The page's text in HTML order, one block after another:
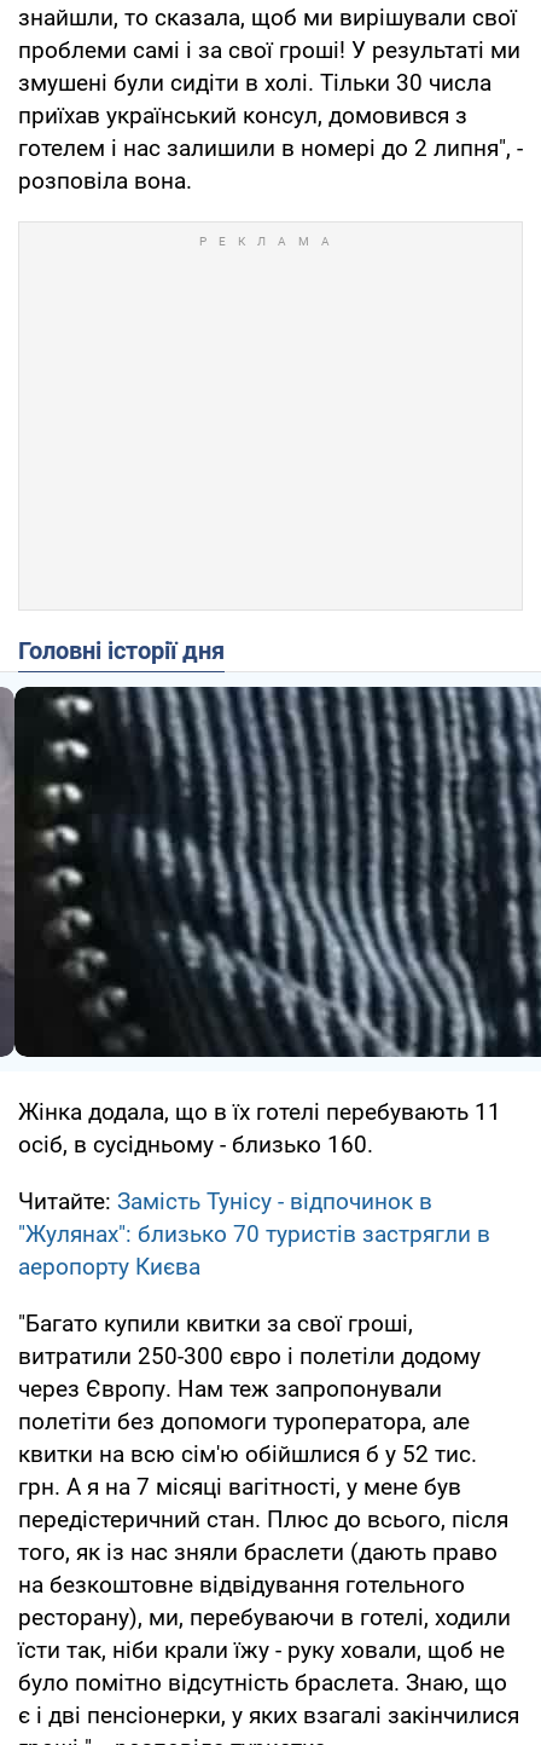
знайшли, то сказала, щоб ми вирішували свої
проблеми самі і за свої гроші! У результаті ми
змушені були сидіти в холі. Тільки 30 числа
приїхав український консул, домовився з
готелем і нас залишили в номері до 2 липня", -
розповіла вона.
Головні історії дня
Жінка додала, що в їх готелі перебувають 11
осіб, в сусідньому - близько 160.
Читайте: Замість Тунісу - відпочинок в
"Жулянах": близько 70 туристів застрягли в
аеропорту Києва
"Багато купили квитки за свої гроші,
витратили 250-300 євро і полетіли додому
через Європу. Нам теж запропонували
полетіти без допомоги туроператора, але
квитки на всю сім'ю обійшлися б у 52 тис.
грн. А я на 7 місяці вагітності, у мене був
передістеричний стан. Плюс до всього, після
того, як із нас зняли браслети (дають право
на безкоштовне відвідування готельного
ресторану), ми, перебуваючи в готелі, ходили
їсти так, ніби крали їжу - руку ховали, щоб не
було помітно відсутність браслета. Знаю, що
є і дві пенсіонерки, у яких взагалі закінчилися